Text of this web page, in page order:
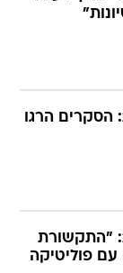
כנס אילת 2012: הסקרים הרגו
כנס אילת 2012: "התקשורת
פוליטיקה